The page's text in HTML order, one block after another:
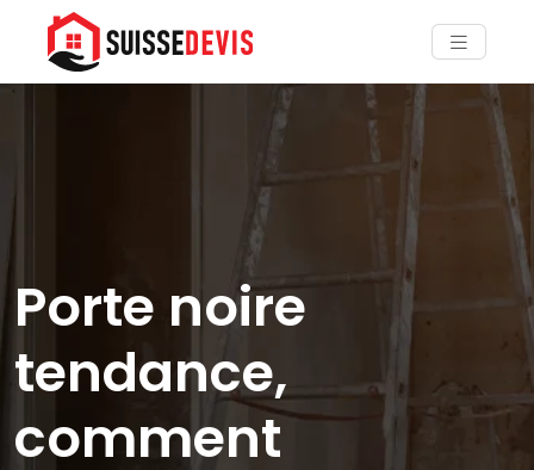
Porte noire
tendance,
comment